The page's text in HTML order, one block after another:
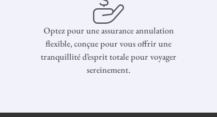
Optez pour une assurance annulation
flexible, conçue pour vous offrir une
tranquillité d’esprit totale pour voyager
sereinement.